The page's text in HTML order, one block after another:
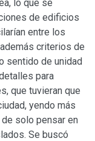
lo que se
de edificios
entre los
criterios de
sentido de unidad
para
que tuvieran que
yendo más
solo pensar en
Se buscó